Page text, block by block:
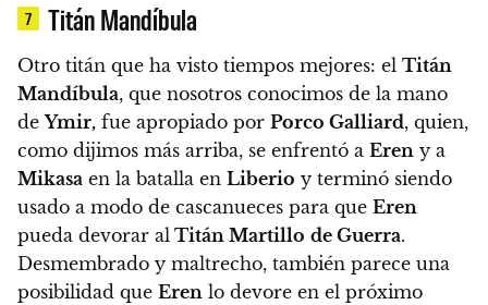
7 Titán Mandíbula
Otro titán que ha visto tiempos mejores: el Titán
Mandíbula, que nosotros conocimos de la mano
deYmir, fue apropiado por Porco Galliard, quien,
como dijimos más arriba, se enfrentó a Eren y a
Mikasa en la batalla en Liberio y terminó siendo
usado a modo de cascanueces para que Eren
pueda devorar al Titán Martillo de Guerra.
Desmembrado y maltrecho, también parece una
posibilidad que Eren lo devore en el próximo